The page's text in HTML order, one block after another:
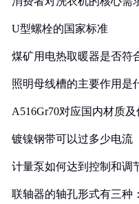
U型螺栓的国家标准
煤矿用电热取暖器是否符
照明母线槽的主要作用是
A516Gr70对应国内材质
镀镍钢带可以过多少电流
计量泵如何达到控制和调
联轴器的轴孔形式有三种